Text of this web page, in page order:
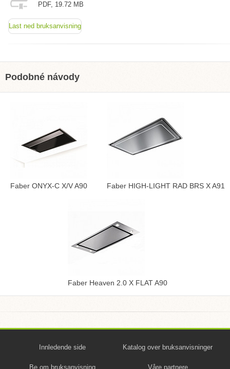
PDF, 19.72 MB
Last ned bruksanvisning
Podobné návody
Faber ONYX-C X/V A90 Faber HIGH-LIGHT RAD BRS X A91
Faber Heaven 2.0 X FLAT A90
Innledende side Katalog over bruksanvisninger
Be om bruksanvisning Våre partnere